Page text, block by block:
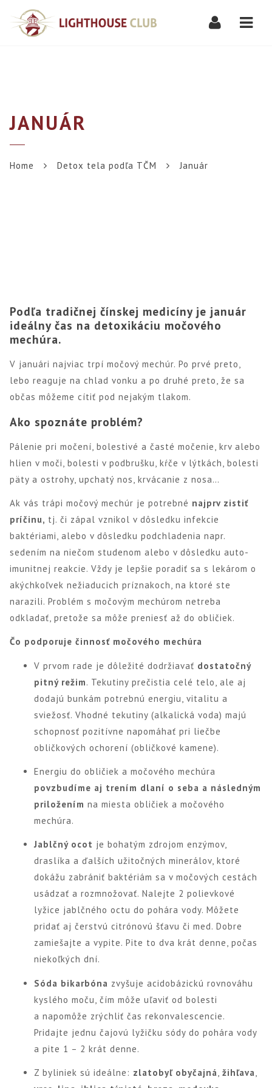
JANUÁR
Home Detox tela podľa TČM Január
Podľa tradičnej čínskej medicíny je január
ideálny čas na detoxikáciu močového
mechúra.
V januári najviac trpí močový mechúr. Po prvé preto,
lebo reaguje na chlad vonku a po druhé preto, že sa
občas môžeme cítiť pod nejakým tlakom.
Ako spoznáte problém?
Pálenie pri močení, bolestivé a časté močenie, krv alebo
hlien v moči, bolesti v podbrušku, kŕče v lýtkách, bolesti
päty a ostrohy, upchatý nos, krvácanie z nosa…
Ak vás trápi močový mechúr je potrebné najprv zistiť
príčinu, tj. či zápal vznikol v dôsledku infekcie
baktériami, alebo v dôsledku podchladenia napr.
sedením na niečom studenom alebo v dôsledku auto-
imunitnej reakcie. Vždy je lepšie poradiť sa s lekárom o
akýchkoľvek nežiaducich príznakoch, na ktoré ste
narazili. Problém s močovým mechúrom netreba
odkladať, pretože sa môže preniesť až do obličiek.
Čo podporuje činnosť močového mechúra
V prvom rade je dôležité dodržiavať dostatočný
pitný režim. Tekutiny prečistia celé telo, ale aj
dodajú bunkám potrebnú energiu, vitalitu a
sviežosť. Vhodné tekutiny (alkalická voda) majú
schopnosť pozitívne napomáhať pri liečbe
obličkových ochorení (obličkové kamene).
Energiu do obličiek a močového mechúra
povzbudíme aj trením dlaní o seba a následným
priložením na miesta obličiek a močového
mechúra.
Jablčný ocot je bohatým zdrojom enzýmov,
draslíka a ďalších užitočných minerálov, ktoré
dokážu zabrániť baktériám sa v močových cestách
usádzať a rozmnožovať. Nalejte 2 polievkové
lyžice jablčného octu do pohára vody. Môžete
pridať aj čerstvú citrónovú šťavu či med. Dobre
zamiešajte a vypite. Pite to dva krát denne, počas
niekoľkých dní.
Sóda bikarbóna zvyšuje acidobázickú rovnováhu
kyslého moču, čím môže uľaviť od bolesti
a napomôže zrýchliť čas rekonvalescencie.
Pridajte jednu čajovú lyžičku sódy do pohára vody
a pite 1 – 2 krát denne.
Z byliniek sú ideálne: zlatobyľ obyčajná,žihľava,